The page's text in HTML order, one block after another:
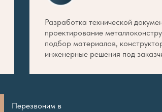
Перезвоним в
Разработка технической
проектирование
подбор материалов,
инженерные решения под